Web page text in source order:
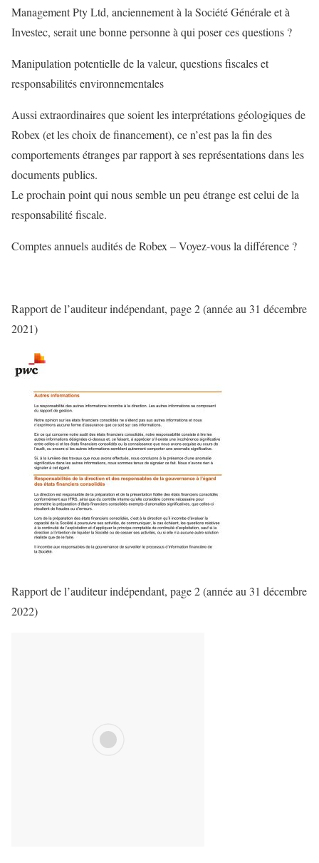
Management Pty Ltd, anciennement à la Société Générale et à
Investec, serait une bonne personne à qui poser ces questions ?
Manipulation potentielle de la valeur, questions fiscales et
responsabilités environnementales
Aussi extraordinaires que soient les interprétations géologiques de
Robex (et les choix de financement), ce n’est pas la fin des
comportements étranges par rapport à ses représentations dans les
documents publics.
Le prochain point qui nous semble un peu étrange est celui de la
responsabilité fiscale.
Comptes annuels audités de Robex – Voyez-vous la différence ?
Rapport de l’auditeur indépendant, page 2 (année au 31 décembre
2021)
Rapport de l’auditeur indépendant, page 2 (année au 31 décembre
2022)